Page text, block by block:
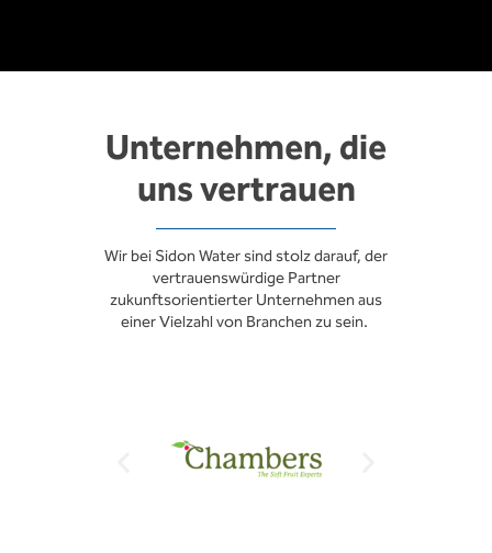
Unternehmen, die
uns vertrauen
Wir bei Sidon Water sind stolz darauf, der
vertrauenswürdige Partner
zukunftsorientierter Unternehmen aus
einer Vielzahl von Branchen zu sein.